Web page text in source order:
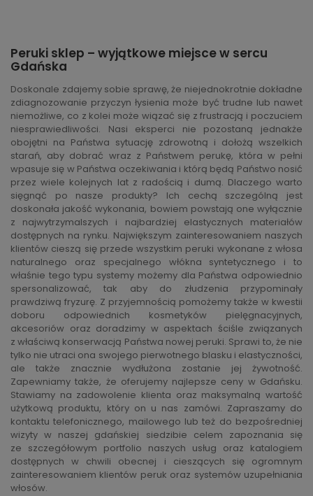
Peruki sklep – wyjątkowe miejsce w sercu
Gdańska
Doskonale zdajemy sobie sprawę, że niejednokrotnie dokładne
zdiagnozowanie przyczyn łysienia może być trudne lub nawet
niemożliwe, co z kolei może wiązać się z frustracją i poczuciem
niesprawiedliwości. Nasi eksperci nie pozostaną jednakże
obojętni na Państwa sytuację zdrowotną i dołożą wszelkich
starań, aby dobrać wraz z Państwem perukę, która w pełni
wpasuje się w Państwa oczekiwania i którą będą Państwo nosić
przez wiele kolejnych lat z radością i dumą. Dlaczego warto
sięgnąć po nasze produkty? Ich cechą szczególną jest
doskonała jakość wykonania, bowiem powstają one wyłącznie
z najwytrzymalszych i najbardziej elastycznych materiałów
dostępnych na rynku. Największym zainteresowaniem naszych
klientów cieszą się przede wszystkim peruki wykonane z włosa
naturalnego oraz specjalnego włókna syntetycznego i to
właśnie tego typu systemy możemy dla Państwa odpowiednio
spersonalizować, tak aby do złudzenia przypominały
prawdziwą fryzurę. Z przyjemnością pomożemy także w kwestii
doboru odpowiednich kosmetyków pielęgnacyjnych,
akcesoriów oraz doradzimy w aspektach ściśle związanych
z właściwą konserwacją Państwa nowej peruki. Sprawi to, że nie
tylko nie utraci ona swojego pierwotnego blasku i elastyczności,
ale także znacznie wydłużona zostanie jej żywotność.
Zapewniamy także, że oferujemy najlepsze ceny w Gdańsku.
Stawiamy na zadowolenie klienta oraz maksymalną wartość
użytkową produktu, który on u nas zamówi. Zapraszamy do
kontaktu telefonicznego, mailowego lub też do bezpośredniej
wizyty w naszej gdańskiej siedzibie celem zapoznania się
ze szczegółowym portfolio naszych usług oraz katalogiem
dostępnych w chwili obecnej i cieszących się ogromnym
zainteresowaniem klientów peruk oraz systemów uzupełniania
włosów.